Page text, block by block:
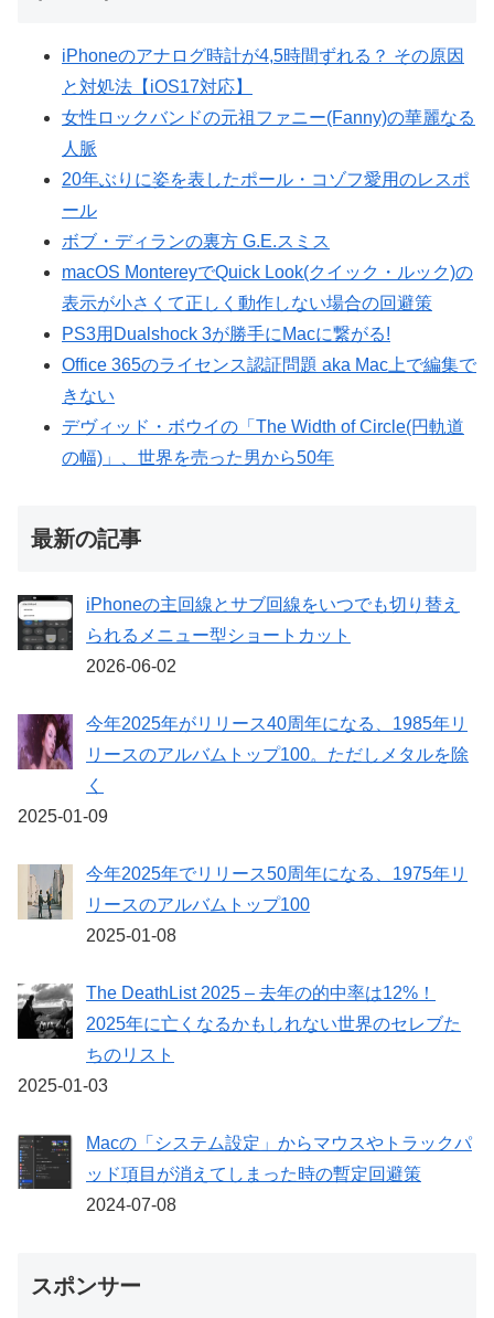
iPhoneのアナログ時計が4,5時間ずれる？ その原因
と対処法【iOS17対応】
女性ロックバンドの元祖ファニー(Fanny)の華麗なる
人脈
20年ぶりに姿を表したポール・コゾフ愛用のレスポ
ール
ボブ・ディランの裏方 G.E.スミス
macOS MontereyでQuick Look(クイック・ルック)の
表示が小さくて正しく動作しない場合の回避策
PS3用Dualshock 3が勝手にMacに繋がる!
Office 365のライセンス認証問題 aka Mac上で編集で
きない
デヴィッド・ボウイの「The Width of Circle(円軌道
の幅)」、世界を売った男から50年
最新の記事
iPhoneの主回線とサブ回線をいつでも切り替え
られるメニュー型ショートカット
2026-06-02
今年2025年がリリース40周年になる、1985年リ
リースのアルバムトップ100。ただしメタルを除
く
2025-01-09
今年2025年でリリース50周年になる、1975年リ
リースのアルバムトップ100
2025-01-08
The DeathList 2025 – 去年の的中率は12%！
2025年に亡くなるかもしれない世界のセレブた
ちのリスト
2025-01-03
Macの「システム設定」からマウスやトラックパ
ッド項目が消えてしまった時の暫定回避策
2024-07-08
スポンサー